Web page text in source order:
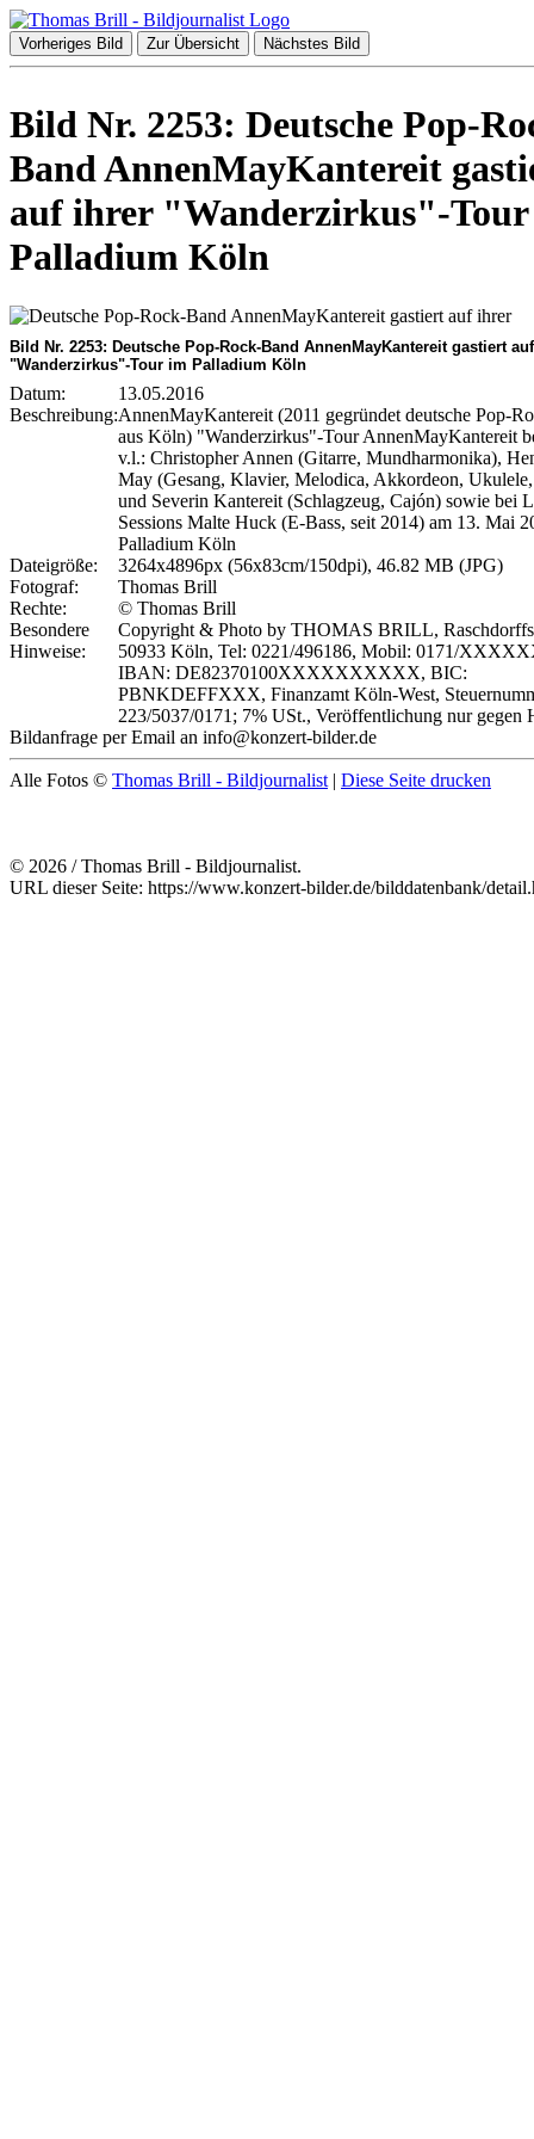
Vorheriges Bild Zur Übersicht Nächstes Bild
Bild Nr. 2253: Deutsche Pop-
Band AnnenMayKantereit
auf ihrer "Wanderzirkus"-
Palladium Köln
Bild Nr. 2253: Deutsche Pop-Rock-Band AnnenMayKantereit gastiert
"Wanderzirkus"-Tour im Palladium Köln
Datum:
13.05.2016
Beschreibung:AnnenMayKantereit (2011 gegründet deutsche Pop-
aus Köln) "Wanderzirkus"-Tour AnnenMayKantereit
v.l.: Christopher Annen (Gitarre, Mundharmonika),
May (Gesang, Klavier, Melodica, Akkordeon,
und Severin Kantereit (Schlagzeug, Cajón) sowie bei
Sessions Malte Huck (E-Bass, seit 2014) am 13. Mai
Palladium Köln
Dateigröße:
3264x4896px (56x83cm/150dpi), 46.82 MB (JPG)
Fotograf:
Thomas Brill
Rechte:
© Thomas Brill
Besondere
Hinweise:
Copyright & Photo by THOMAS BRILL,
50933 Köln, Tel: 0221/496186, Mobil: 0171/
IBAN: DE82370100XXXXXXXXXX, BIC:
PBNKDEFFXXX, Finanzamt Köln-West,
223/5037/0171; 7% USt., Veröffentlichung nur gegen
Bildanfrage per Email an info@konzert-bilder.de
Alle Fotos © Thomas Brill - Bildjournalist | Diese Seite drucken
© 2026 / Thomas Brill - Bildjournalist.
URL dieser Seite: https://www.konzert-bilder.de/bilddatenbank/